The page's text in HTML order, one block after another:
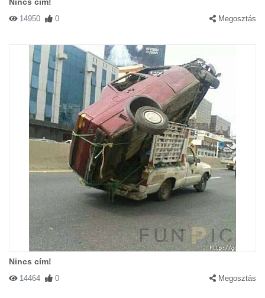
14950 0 Megosztás
Nincs cím!
14464 0 Megosztás